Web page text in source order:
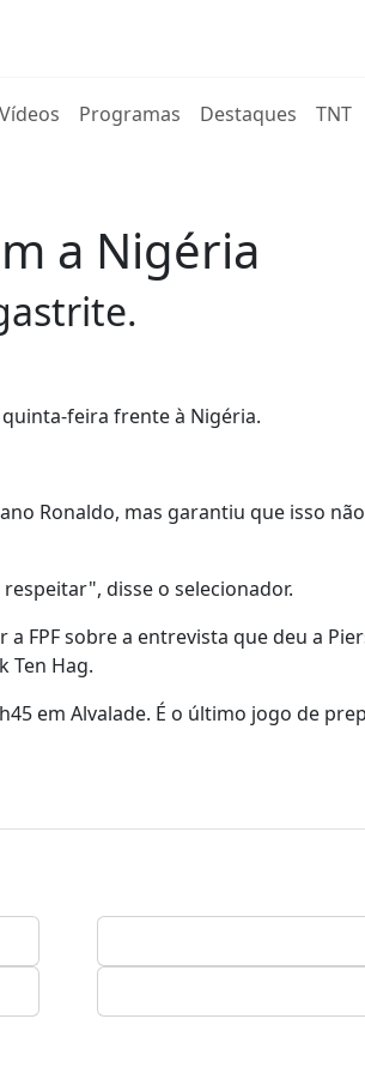
Vídeos Programas Destaques TNT
a Nigéria
feira frente à Nigéria.
Ronaldo, mas garantiu que isso
disse o selecionador.
FPF sobre a entrevista que deu a
Ten Hag.
em Alvalade. É o último jogo de